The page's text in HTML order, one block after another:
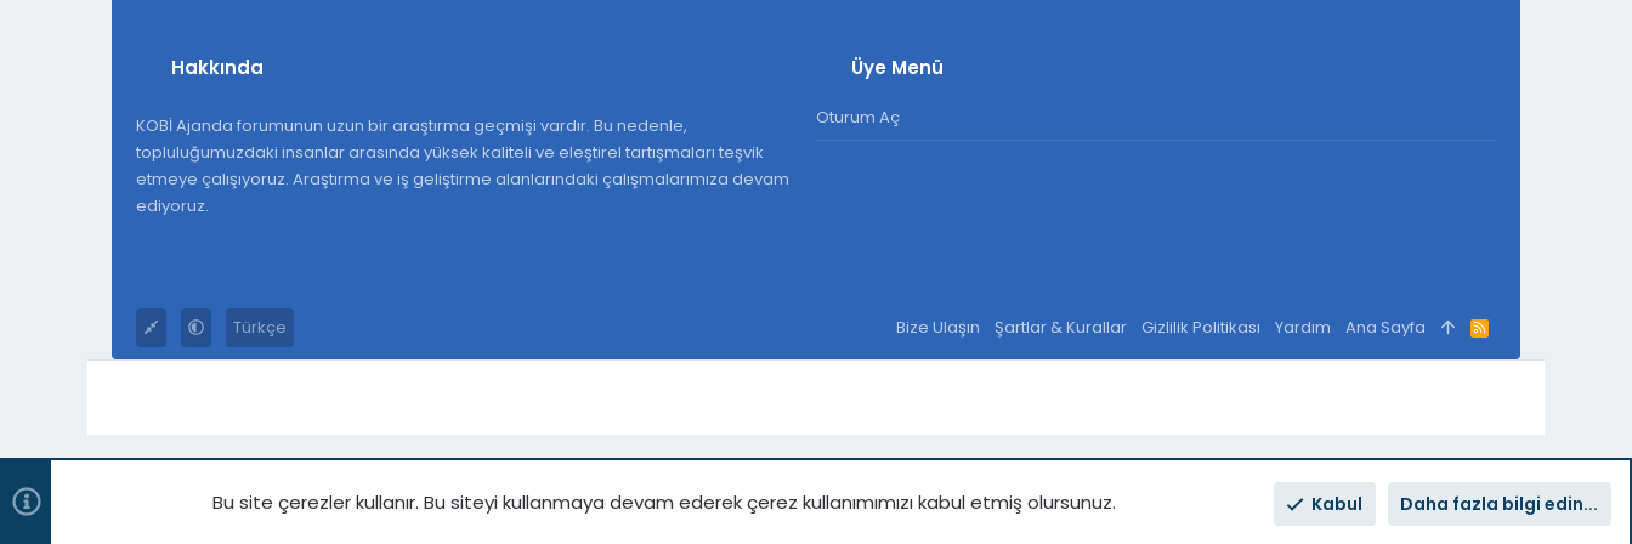
Hakkında
KOBİ Ajanda forumunun uzun bir araştırma geçmişi vardır. Bu nedenle,
topluluğumuzdaki insanlar arasında yüksek kaliteli ve eleştirel tartışmaları teşvik
etmeye çalışıyoruz. Araştırma ve iş geliştirme alanlarındaki çalışmalarımıza devam
ediyoruz.
Üye Menü
Oturum Aç
Türkçe Bize Ulaşın Şartlar & Kurallar Gizlilik Politikası Yardım Ana Sayfa
R
S
S
Bu site çerezler kullanır. Bu siteyi kullanmaya devam ederek çerez kullanımımızı kabul etmiş olursunuz. Kabul Daha fazla bilgi edin...